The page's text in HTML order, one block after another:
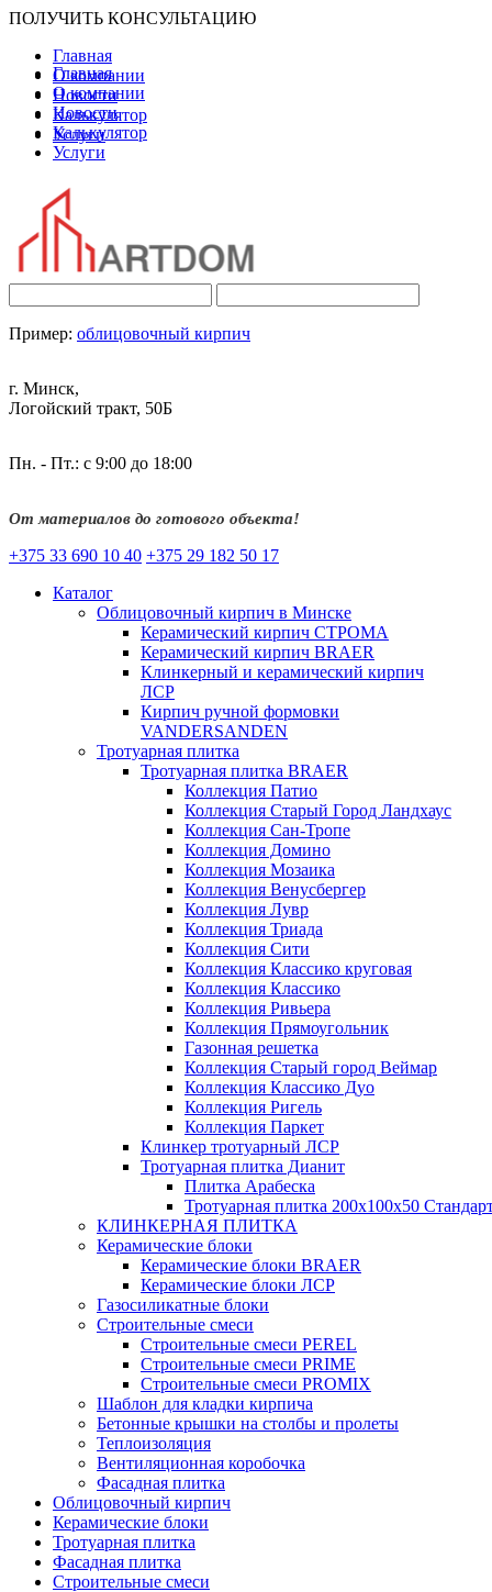
ПОЛУЧИТЬ КОНСУЛЬТАЦИЮ
Главная
О компании
Новости
Калькулятор
Услуги
Главная
О компании
Новости
Калькулятор
Услуги
Пример: облицовочный кирпич
г. Минск,
Логойский тракт, 50Б
Пн. - Пт.: с 9:00 до 18:00
От материалов до готового объекта!
+375 33 690 10 40 +375 29 182 50 17
Каталог
Облицовочный кирпич в Минске
Керамический кирпич СТРОМА
Керамический кирпич BRAER
Клинкерный и керамический кирпич
ЛСР
Кирпич ручной формовки
VANDERSANDEN
Тротуарная плитка
Тротуарная плитка BRAER
Коллекция Патио
Коллекция Старый Город Ландхаус
Коллекция Сан-Тропе
Коллекция Домино
Коллекция Мозаика
Коллекция Венусбергер
Коллекция Лувр
Коллекция Триада
Коллекция Сити
Коллекция Классико круговая
Коллекция Классико
Коллекция Ривьера
Коллекция Прямоугольник
Газонная решетка
Коллекция Старый город Веймар
Коллекция Классико Дуо
Коллекция Ригель
Коллекция Паркет
Клинкер тротуарный ЛСР
Тротуарная плитка Дианит
Плитка Арабеска
Тротуарная плитка 200х100х50
КЛИНКЕРНАЯ ПЛИТКА
Керамические блоки
Керамические блоки BRAER
Керамические блоки ЛСР
Газосиликатные блоки
Строительные смеси
Строительные смеси PEREL
Строительные смеси PRIME
Строительные смеси PROMIX
Шаблон для кладки кирпича
Бетонные крышки на столбы и пролеты
Теплоизоляция
Вентиляционная коробочка
Фасадная плитка
Облицовочный кирпич
Керамические блоки
Тротуарная плитка
Фасадная плитка
Строительные смеси